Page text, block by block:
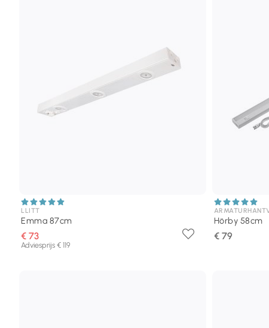
LLITT
Emma 87cm
€ 73
Adviesprijs € 119
Hörby 58cm
€ 79